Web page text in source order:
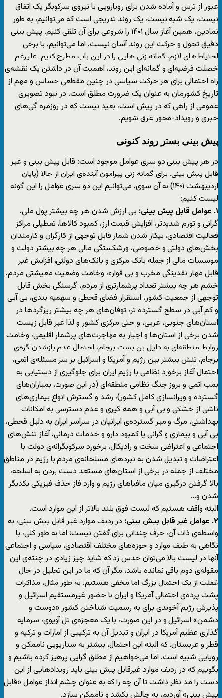
عبور از ترس و آماده شدن برای رویارویی با نیروی سرکوبگر یک اتفاق
نیست، یک شبه نیست، یک روند تدریجی است که می‌توانیم، به طور
نمادین، همین آغاز سال ۱۴۰۱ را شروعی برای آن تلقی کنیم. پیش بینی
دقیق تحول و حرکت این روند آسان نیست، اما می‌توانیم، با برخی
احتیاط‌های لازم، گمانه زنی هایی را در این باب مطرح کنیم. علیرغم
خصلت فرضیه‌ای و گمانه‌ای این روند، اهمیت آن در داشتن یک نقشه‌ی
راه احتمالی برای هر حرکت سیاسی در چنین مقطعی حساس و مهم از
تاریخ کشورمان به عنوان یک ضرورت مطلق است. در نبود تصویری
عمومی از راهی که در پیش است، بعید نیست که در روزمره گی‌های
خبری و رویداد-محور غرق شویم.
پیش بینی بستر روند کنونی
در هر پیش بینی دو سری عوامل موجود است: قابل پیش بینی و غیر
قابل پیش بینی. برای گمانه زنی پیرامون آینده‌ی ایران از حالا (پایان
اردیبهشت ۱۴۰۱) به آن سوی، می‌توانیم این دو سری عوامل را این گونه
لیست کنیم:
۱. عوامل قابل پیش بینی:
بی ارزش شدن هر چه بیشتر پول ملی،
گرانی و تورم شدیدتر، افزایش قیمت ارز، کمبود کالاها، تعطیلی مراکز
فعالیت اقتصادی، بیکار شدن شمار قابل توجهی از کارگران و کارمندان
بخش‌های دولتی و خصوصی، ورشکستگی مالی هر چه بیشتر دولت و
موسسات مالی از جمله بانک مرکزی و بانک‌های دولتی، افزایش غیر
قابل مهار نقدینگی مخرب و بی قواره، وخامت وضعیت معیشتی مردم،
خشم هر چه بیشتر تعداد پرشمارتری از مردم، گرسنگی بخش قابل
توجهی از جمعیت کشور، استقرار فضای قحطی و سهمیه بندی، بی آبی
و کم آبی در سطح گسترده تر، توفان‌های هر چه بیشتر ریزگردها در
استان‌های جنوبی، غربی، و حتی مرکزی کشور و لذا غیر قابل زیست
شدن برخی از استان‌ها و اجبار به مهاجرت‌های پرشمار اقلیمی، وخامت
روابط منطقه‌ای به دلیل بن بست برجام، احتمال عدم بازشدن گره‌ی
برجام، تنش بیشتر بین رژیم و آمریکا و اسرائیل بر سر مسئله‌ی اتمی،
احتمال آغاز برخورد نظامی با رژیم ایران برای جلوگیری از دستیابی به
بمب اتمی و بروز جنگ نظامی منطقه‌ای (در این صورت، بمباران‌های
گسترده و ویرانسازی کامل کشور)، رشد و گسترش انواع بیماری‌های
ناشی از خشکی و بی آبی و همه گیری و عدم دسترسی به امکانات
بهداشتی، مرگ و میر گسترده‌ی ایرانیان در سراسر ایران به دلیل قحطی،
بی آبی و بیماری و گرانی یا کمبود دارو و خدمات درمانی، آغاز تنش‌های
اجتماعی و اعتراضی سخت و رادیکال، برخورد سرکوبگرانه‌ی دولت با
اعتراضات و تبدیل شدن به نبردهای مسلحانه‌ی مردم با رژیم در مناطق
مختلف از جمله در برخی از استان‌های مستعد دست بردن به اسلحه،
بالا گرفتن درگیری میان مافیاهای رژیم و وارد فاز حذف فیزیکی یکدیگر
شدن و…
البته واقف هستیم که لیست فوق بلند بالاتر از این موارد است.
۲. عوامل غیر قابل پیش بینی:
در ردیف موارد غیر قابل پیش بینی، به
واسطه‌ی ذات آن، حرف چندانی برای گفتن نیست؛ اما به طور کلی، با
نگاهی به طیف موارد و حوزه‌های مختلف اقتصادی، سیاسی و اجتماعی
آنها در لیست بالا می‌توان حدس زد که شاید چیز زیادی در چنته‌ی این
مقوله‌ی دوم باقی نمانده باشد، مگر آن که ما در این تحلیل در حال
غفلت از یک احتمال بزرگ اما مخفی هستیم: به طور مثال، مذاکرات
پشت پرده‌ی احتمالی آمریکا و ایران با حضور غیرمستقیم اسرائیل و
پذیرش رژیم آخوندی برای به رسمیت شناختن کشور «دوست و
دشمن» اسرائیل و در این صورت، با یک معجزه‌ی تل آویوی، سرمایه
گذاری عظیم آمریکا در ایران و تبدیل آن به ترکیبی از امارات و ترکیه و
قطر و عربستان. که البته این احتمال، بیشتر به سناریویی ناممکن و
رویایی شبیه است. اما می‌خواهیم از مطلق گرایی پرهیز کرده باشیم و
بگوییم که در ردیف موارد غیرقابل پیش بینی باید رویدادهایی از این
دست را مد نظر داشت تا آن چه را که به عنوان چشم انداز عوامل «قابل
پیش بینی» آوردیم، به چالش بکشد و ناممکن سازد.